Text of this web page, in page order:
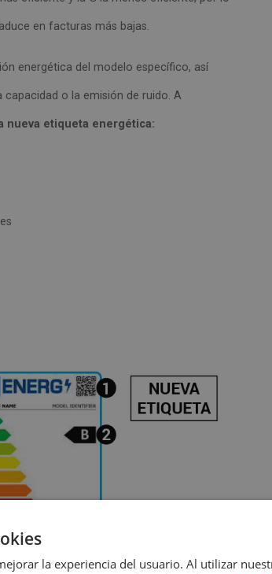
en facturas más bajas.
energética del modelo específico, así
o la emisión de ruido. A
nueva etiqueta energética:
la experiencia del usuario. Al utilizar